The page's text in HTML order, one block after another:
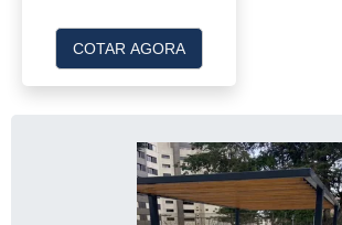
COTAR AGORA